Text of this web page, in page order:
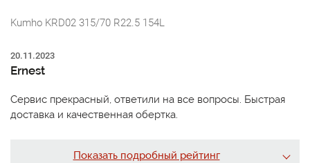
Kumho KRD02 315/70 R22.5 154L
20.11.2023
Ernest
Сервис прекрасный, ответили на все вопросы. Быстрая
доставка и качественная обертка.
Показать подробный рейтинг